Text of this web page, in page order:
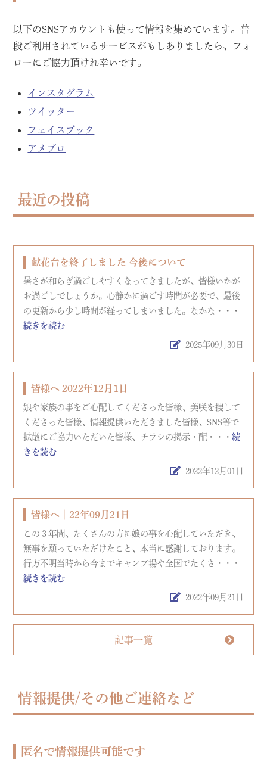
以下のSNSアカウントも使って情報を集めています。普
段ご利用されているサービスがもしありましたら、フォ
ローにご協力頂けれ幸いです。
インスタグラム
ツイッター
フェイスブック
アメブロ
最近の投稿
献花台を終了しました 今後について
暑さが和らぎ過ごしやすくなってきましたが、皆様いかが
お過ごしでしょうか。心静かに過ごす時間が必要で、最後
の更新から少し時間が経ってしまいました。なかな・・・
続きを読む
2025年09月30日
皆様へ 2022年12月1日
娘や家族の事をご心配してくださった皆様、美咲を捜して
くださった皆様、情報提供いただきました皆様、SNS等で
拡散にご協力いただいた皆様、チラシの掲示・配・・・続
きを読む
2022年12月01日
皆様へ│22年09月21日
この３年間、たくさんの方に娘の事を心配していただき、
無事を願っていただけたこと、本当に感謝しております。
行方不明当時から今までキャンプ場や全国でたくさ・・・
続きを読む
2022年09月21日
記事一覧
情報提供/その他ご連絡など
匿名で情報提供可能です